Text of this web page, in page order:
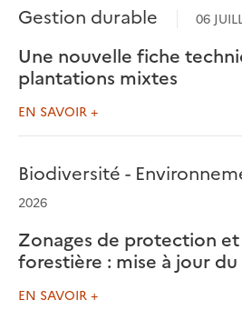
Gestion durable 06
Une nouvelle fiche
plantations mixtes
EN SAVOIR +
Biodiversité -
2026
Zonages de protection
forestière : mise à jour
EN SAVOIR +